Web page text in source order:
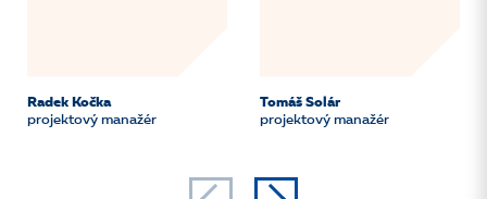
Radek Kočka
projektový manažér
Tomáš Solár
projektový manažér